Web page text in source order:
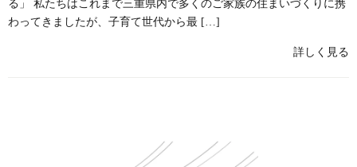
る」 私たちはこれまで三重県内で多くのご家族の住まいづくりに携
わってきましたが、子育て世代から最 […]
詳しく見る